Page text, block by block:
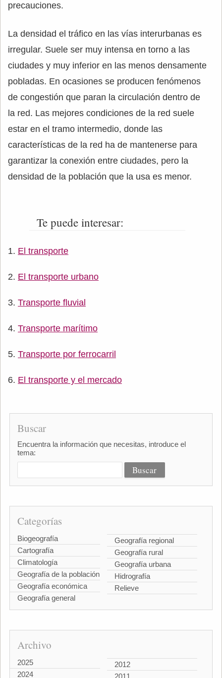
precauciones.
La densidad el tráfico en las vías interurbanas es
irregular. Suele ser muy intensa en torno a las
ciudades y muy inferior en las menos densamente
pobladas. En ocasiones se producen fenómenos
de congestión que paran la circulación dentro de
la red. Las mejores condiciones de la red suele
estar en el tramo intermedio, donde las
características de la red ha de mantenerse para
garantizar la conexión entre ciudades, pero la
densidad de la población que la usa es menor.
Te puede interesar:
El transporte
El transporte urbano
Transporte fluvial
Transporte marítimo
Transporte por ferrocarril
El transporte y el mercado
Buscar
Encuentra la información que necesitas, introduce el
tema:
Categorías
Biogeografía
Cartografía
Climatología
Geografía de la población
Geografía económica
Geografía general
Geografía regional
Geografía rural
Geografía urbana
Hidrografía
Relieve
Archivo
2025
2024
2012